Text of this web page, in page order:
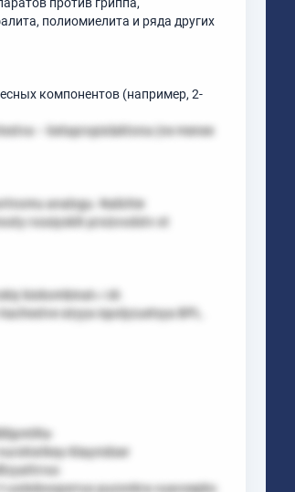
полиомиелита и ряда других
компонентов (например, 2-
– betapropiolaktona (ne menee
analogu. Nalichie
rossiyskih proizvodstv ot
biokombinat» i dr.
siryya ispolyzuetsya BPL.
itiiaynidser
puzonkra vuavoepko